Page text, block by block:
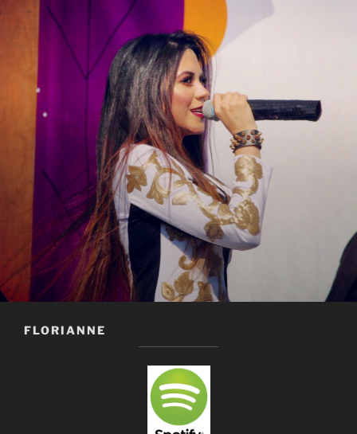
FLORIANNE